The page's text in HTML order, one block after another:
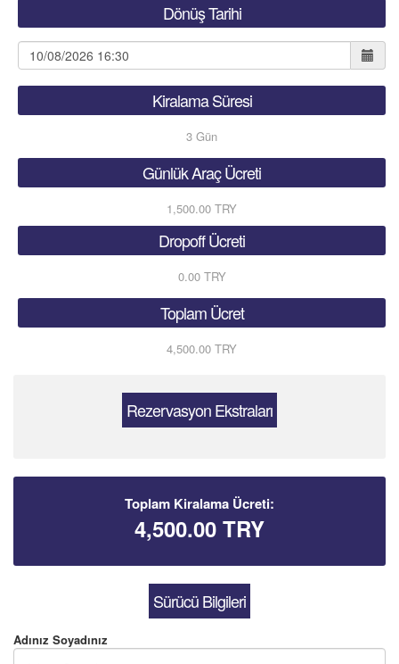
Dönüş Tarihi
Kiralama Süresi
3 Gün
Günlük Araç Ücreti
1,500.00 TRY
Dropoff Ücreti
0.00 TRY
Toplam Ücret
4,500.00 TRY
Rezervasyon Ekstraları
Toplam Kiralama Ücreti:
4,500.00 TRY
Sürücü Bilgileri
Adınız Soyadınız